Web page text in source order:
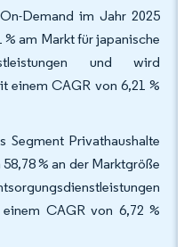
Demand im Jahr 2025
am Markt für japanische
und wird
einem CAGR von 6,21 %
Segment Privathaushalte
% an der Marktgröße
CAGR von 6,72 %